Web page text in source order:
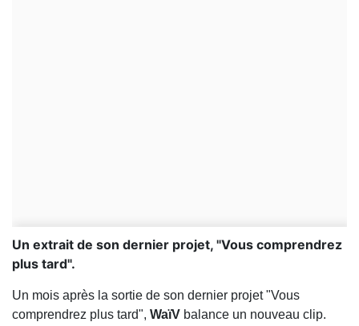
Un extrait de son dernier projet, "Vous comprendrez
plus tard".
Un mois après la sortie de son dernier projet "Vous
comprendrez plus tard", WaïV balance un nouveau clip.